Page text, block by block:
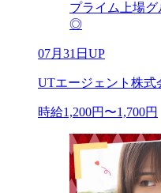
プライム上場
◎
07月31日UP
UTエージェント株式
時給1,200円〜1,700円